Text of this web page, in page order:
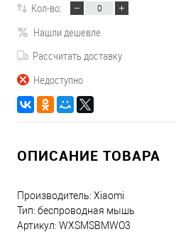
Кол-во:
Нашли дешевле
Рассчитать доставку
Недоступно
ОПИСАНИЕ ТОВАРА
Производитель: Xiaomi
Тип: беспроводная мышь
Артикул: WXSMSBMWO3